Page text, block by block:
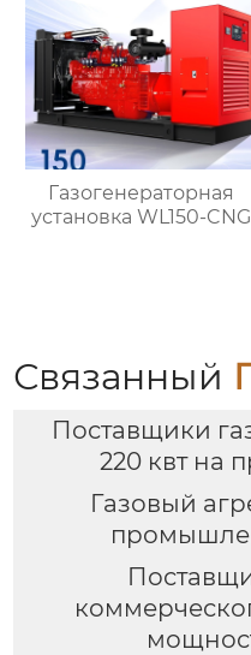
Газогенераторная
установка WL150-CNG
Связанный
Поставщики
220 квт на
Газовый